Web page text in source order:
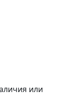
или